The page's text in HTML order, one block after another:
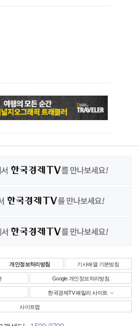
개인정보처리방침 기사배열 기본방침
Google 개인정보처리방침
한국경제TV 패밀리 사이트
사이트맵